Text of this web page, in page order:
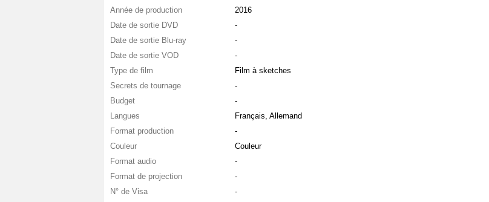
Année de production
2016
Date de sortie DVD
-
Date de sortie Blu-ray
-
Date de sortie VOD
-
Type de film
Film à sketches
Secrets de tournage
-
Budget
-
Langues
Français, Allemand
Format production
-
Couleur
Couleur
Format audio
-
Format de projection
-
N° de Visa
-